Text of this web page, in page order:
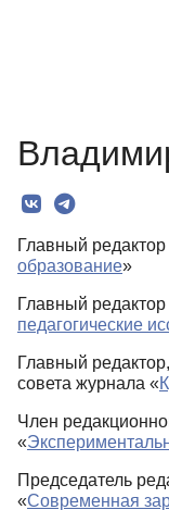
Главный
образование»
Главный
педагогические
Главный
совета журнала «
Член
«
Председатель
«Современная